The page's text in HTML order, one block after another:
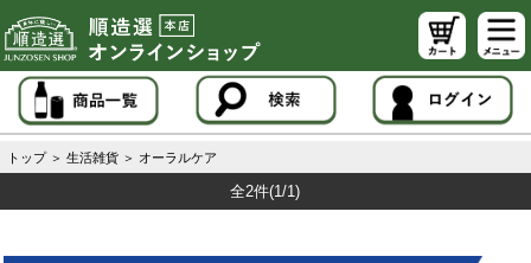
トップ ＞ 生活雑貨 ＞ オーラルケア
全2件(1/1)